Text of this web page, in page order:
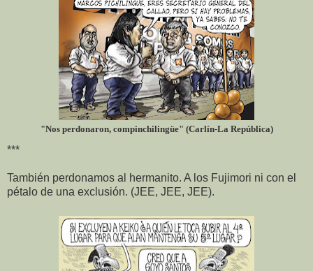
"Nos perdonaron, compinchilingüe" (Carlín-La República)
***
También perdonamos al hermanito. A los Fujimori ni con el
pétalo de una exclusión. (JEE, JEE, JEE).